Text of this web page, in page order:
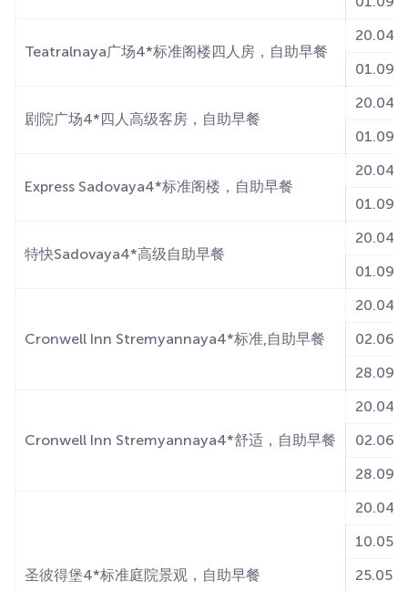
Teatralnaya广场4*标准阁楼四人房，自助早餐
20.04-
01.09-
剧院广场4*四人高级客房，自助早餐
20.04-
01.09-
Express Sadovaya4*标准阁楼，自助早餐
20.04-
01.09-
特快Sadovaya4*高级自助早餐
20.04-
01.09-
Cronwell Inn Stremyannaya4*标准,自助早餐
20.04-
02.06-
28.09-
Cronwell Inn Stremyannaya4*舒适，自助早餐
20.04-
02.06-
28.09-
圣彼得堡4*标准庭院景观，自助早餐
20.04-
10.05-
25.05-